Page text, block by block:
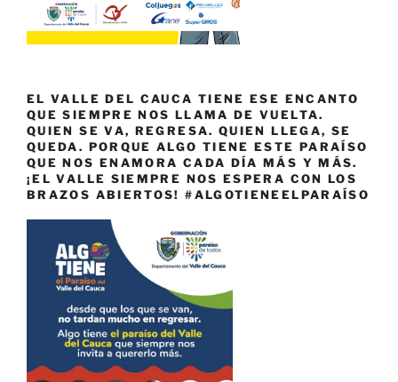
EL VALLE DEL CAUCA TIENE ESE ENCANTO
QUE SIEMPRE NOS LLAMA DE VUELTA.
QUIEN SE VA, REGRESA. QUIEN LLEGA, SE
QUEDA. PORQUE ALGO TIENE ESTE PARAÍSO
QUE NOS ENAMORA CADA DÍA MÁS Y MÁS.
¡EL VALLE SIEMPRE NOS ESPERA CON LOS
BRAZOS ABIERTOS! #ALGOTIENEELPARAÍSO